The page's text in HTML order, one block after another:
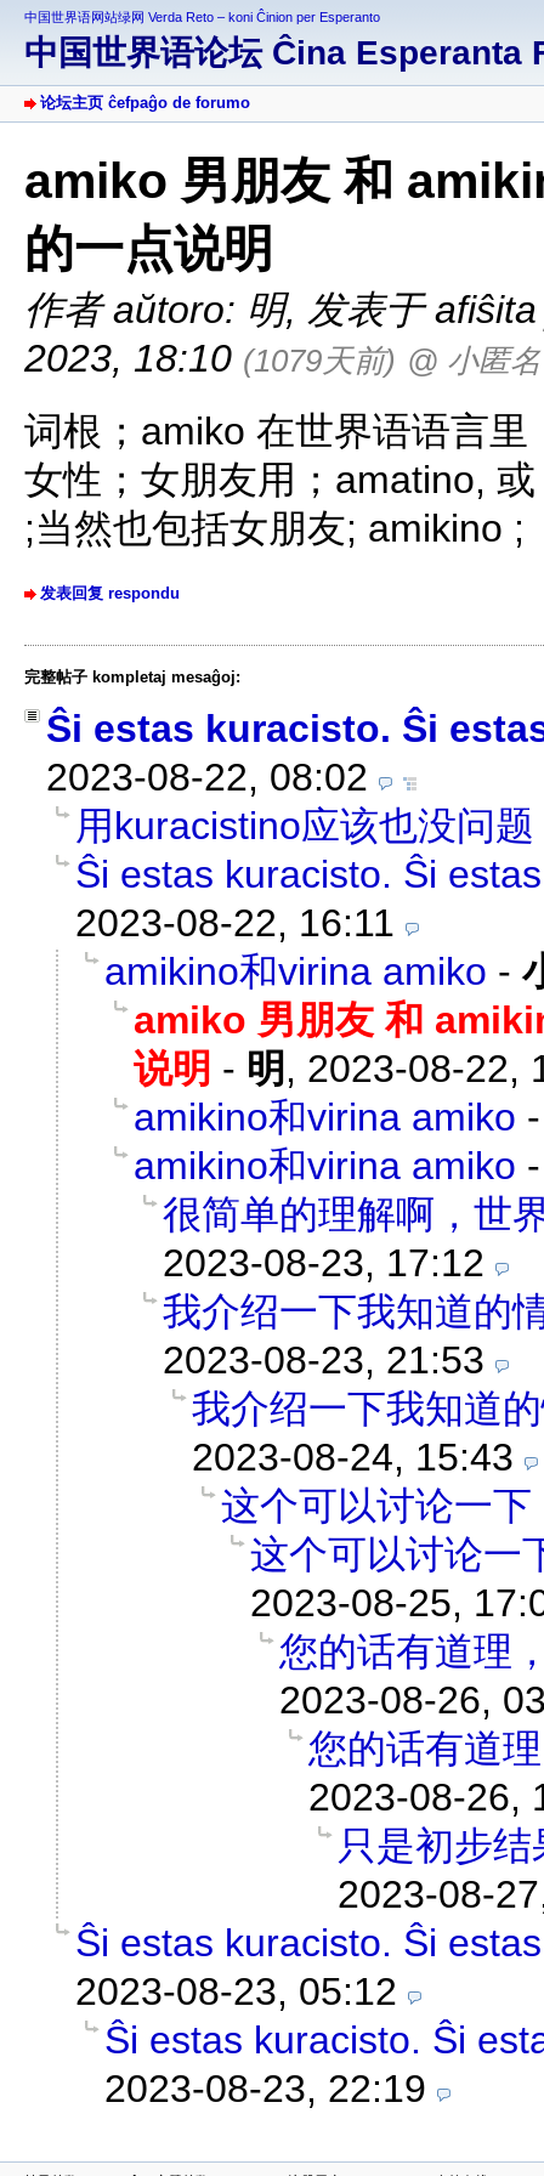
中国世界语网站绿网 Verda Reto – koni Ĉinion per Esperanto
中国世界语论坛 Ĉina Esperanta
论坛主页 ĉefpaĝo de forumo
amiko 男朋友 和
的一点说明
作者 aŭtoro: 明, 发表于
2023, 18:10 (1079天前) @ 小匿名
词根；amiko 在世界语语言
女性；女朋友用；amatino,
;当然也包括女朋友; amikino ;
发表回复 respondu
完整帖子 kompletaj mesaĝoj:
Ŝi estas kuracisto. Ŝi
2023-08-22, 08:02
用kuracistino应该也没问题
Ŝi estas kuracisto. Ŝi
2023-08-22, 16:11
amikino和virina amiko -
amiko 男朋友 和
说明 - 明 , 2023-08-22,
amikino和virina amiko
amikino和virina amiko
很简单的理解啊，世
2023-08-23, 17:12
我介绍一下我知道的
2023-08-23, 21:53
我介绍一下我知道
2023-08-24, 15:43
这个可以讨论一下
这个可以讨论一
2023-08-25,
您的话有道理
2023-08-26,
您的话有道
2023-08-26,
只是初步
2023-08-
Ŝi estas kuracisto. Ŝi
2023-08-23, 05:12
Ŝi estas kuracisto. Ŝi
2023-08-23, 22:19